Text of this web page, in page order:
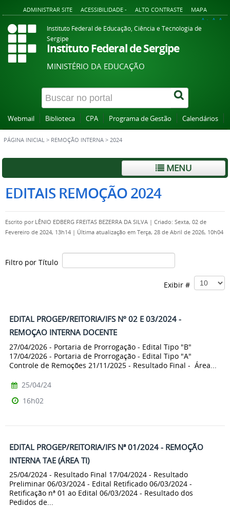
ADMINISTRAR SITE ACESSIBILIDADE - ALTO CONTRASTE MAPA
A+ A A-
Instituto Federal de Educação, Ciência e Tecnologia de
Sergipe
Instituto Federal de Sergipe
MINISTÉRIO DA EDUCAÇÃO
Webmail Biblioteca CPA Programa de Gestão Calendários
PÁGINA INICIAL > REMOÇÃO INTERNA > 2024
MENU
EDITAIS REMOÇÃO 2024
Escrito por LÊNIO EDBERG FREITAS BEZERRA DA SILVA | Criado: Sexta, 02 de
Fevereiro de 2024, 13h14 | Última atualização em Terça, 28 de Abril de 2026, 10h04
Filtro por Título
Exibir #
EDITAL PROGEP/REITORIA/IFS Nº 02 E 03/2024 -
REMOÇAO INTERNA DOCENTE
27/04/2026 - Portaria de Prorrogação - Edital Tipo "B"
17/04/2026 - Portaria de Prorrogação - Edital Tipo "A"
Controle de Remoções 21/11/2025 - Resultado Final - Área...
25/04/24
16h02
EDITAL PROGEP/REITORIA/IFS Nª 01/2024 - REMOÇÃO
INTERNA TAE (ÁREA TI)
25/04/2024 - Resultado Final 17/04/2024 - Resultado
Preliminar 06/03/2024 - Edital Retificado 06/03/2024 -
Retificação nª 01 ao Edital 06/03/2024 - Resultado dos
Pedidos de...